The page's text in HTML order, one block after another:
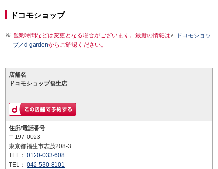
ドコモショップ
営業時間などは変更となる場合がございます。最新の情報は
ドコモショッ
プ／d gardenからご確認ください。
店舗名
ドコモショップ福生店
住所/電話番号
〒197-0023
東京都福生市志茂208-3
TEL： 0120-033-608
TEL： 042-530-8101